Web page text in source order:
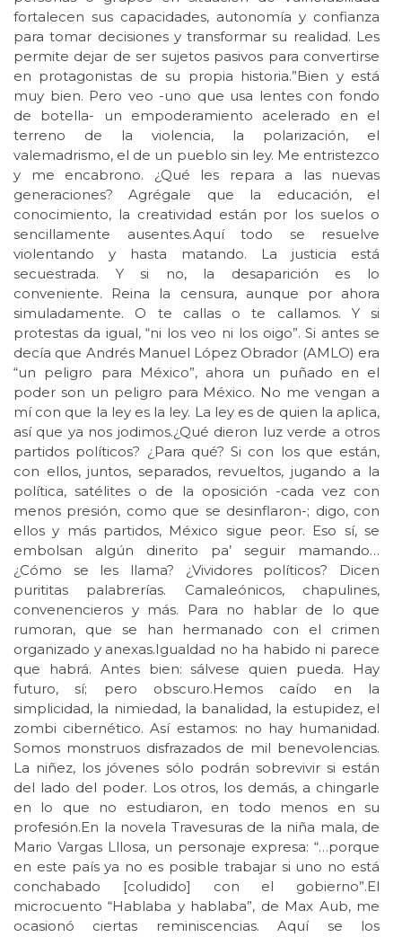
fortalecen sus capacidades, autonomía y confianza
para tomar decisiones y transformar su realidad. Les
permite dejar de ser sujetos pasivos para convertirse
en protagonistas de su propia historia.”Bien y está
muy bien. Pero veo -uno que usa lentes con fondo
de botella- un empoderamiento acelerado en el
terreno de la violencia, la polarización, el
valemadrismo, el de un pueblo sin ley. Me entristezco
y me encabrono. ¿Qué les repara a las nuevas
generaciones? Agrégale que la educación, el
conocimiento, la creatividad están por los suelos o
sencillamente ausentes.Aquí todo se resuelve
violentando y hasta matando. La justicia está
secuestrada. Y si no, la desaparición es lo
conveniente. Reina la censura, aunque por ahora
simuladamente. O te callas o te callamos. Y si
protestas da igual, “ni los veo ni los oigo”. Si antes se
decía que Andrés Manuel López Obrador (AMLO) era
“un peligro para México”, ahora un puñado en el
poder son un peligro para México. No me vengan a
mí con que la ley es la ley. La ley es de quien la aplica,
así que ya nos jodimos.¿Qué dieron luz verde a otros
partidos políticos? ¿Para qué? Si con los que están,
con ellos, juntos, separados, revueltos, jugando a la
política, satélites o de la oposición -cada vez con
menos presión, como que se desinflaron-; digo, con
ellos y más partidos, México sigue peor. Eso sí, se
embolsan algún dinerito pa’ seguir mamando…
¿Cómo se les llama? ¿Vividores políticos? Dicen
purititas palabrerías. Camaleónicos, chapulines,
convenencieros y más. Para no hablar de lo que
rumoran, que se han hermanado con el crimen
organizado y anexas.Igualdad no ha habido ni parece
que habrá. Antes bien: sálvese quien pueda. Hay
futuro, sí; pero obscuro.Hemos caído en la
simplicidad, la nimiedad, la banalidad, la estupidez, el
zombi cibernético. Así estamos: no hay humanidad.
Somos monstruos disfrazados de mil benevolencias.
La niñez, los jóvenes sólo podrán sobrevivir si están
del lado del poder. Los otros, los demás, a chingarle
en lo que no estudiaron, en todo menos en su
profesión.En la novela Travesuras de la niña mala, de
Mario Vargas Lllosa, un personaje expresa: “…porque
en este país ya no es posible trabajar si uno no está
conchabado [coludido] con el gobierno”.El
microcuento “Hablaba y hablaba”, de Max Aub, me
ocasionó ciertas reminiscencias. Aquí se los